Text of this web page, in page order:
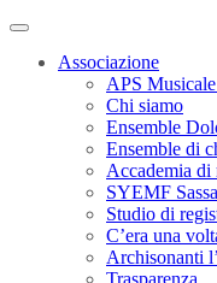
Associazione
APS
Chi siamo
Ensemble
Ensemble di
Accademia di
SYEMF
Studio di
C’era una
Archisonanti
Trasparenza